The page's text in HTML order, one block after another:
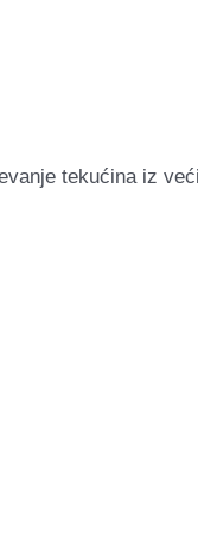
tekućina iz